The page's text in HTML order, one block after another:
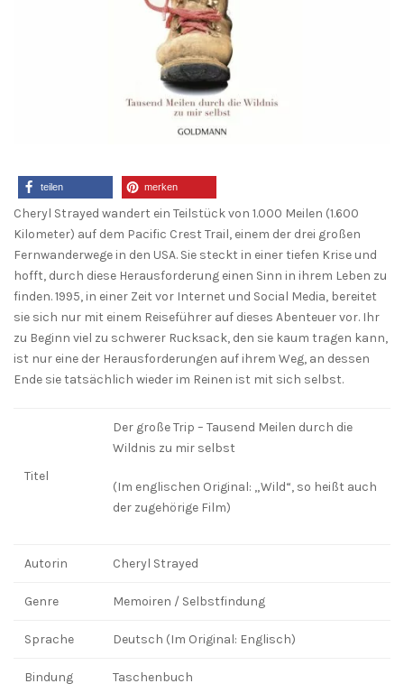
teilen merken
Cheryl Strayed wandert ein Teilstück von 1.000 Meilen (1.600
Kilometer) auf dem Pacific Crest Trail, einem der drei großen
Fernwanderwege in den USA. Sie steckt in einer tiefen Krise und
hofft, durch diese Herausforderung einen Sinn in ihrem Leben zu
finden. 1995, in einer Zeit vor Internet und Social Media, bereitet
sie sich nur mit einem Reiseführer auf dieses Abenteuer vor. Ihr
zu Beginn viel zu schwerer Rucksack, den sie kaum tragen kann,
ist nur eine der Herausforderungen auf ihrem Weg, an dessen
Ende sie tatsächlich wieder im Reinen ist mit sich selbst.
Titel
Der große Trip – Tausend Meilen durch die
Wildnis zu mir selbst
(Im englischen Original: „Wild“, so heißt auch
der zugehörige Film)
Autorin Cheryl Strayed
Genre Memoiren / Selbstfindung
Sprache Deutsch (Im Original: Englisch)
Bindung Taschenbuch